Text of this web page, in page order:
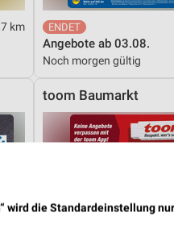
km
Angebote ab 03.08.
Noch morgen gültig
toom Baumarkt
wird die Standardeinstellung